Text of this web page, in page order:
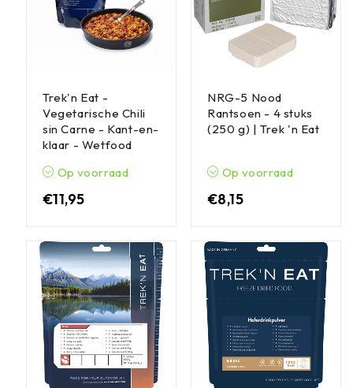
Trek'n Eat -
Vegetarische Chili
sin Carne - Kant-en-
klaar - Wetfood
Op voorraad
€11,95
NRG-5 Nood
Rantsoen - 4 stuks
(250 g) | Trek 'n Eat
Op voorraad
€8,15